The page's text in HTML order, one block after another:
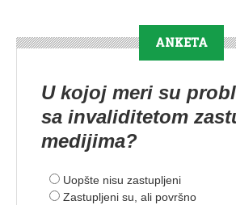
ANKETA
U kojoj meri su
sa invaliditetom
medijima?
Uopšte nisu zastupljeni
Zastupljeni su, ali površno